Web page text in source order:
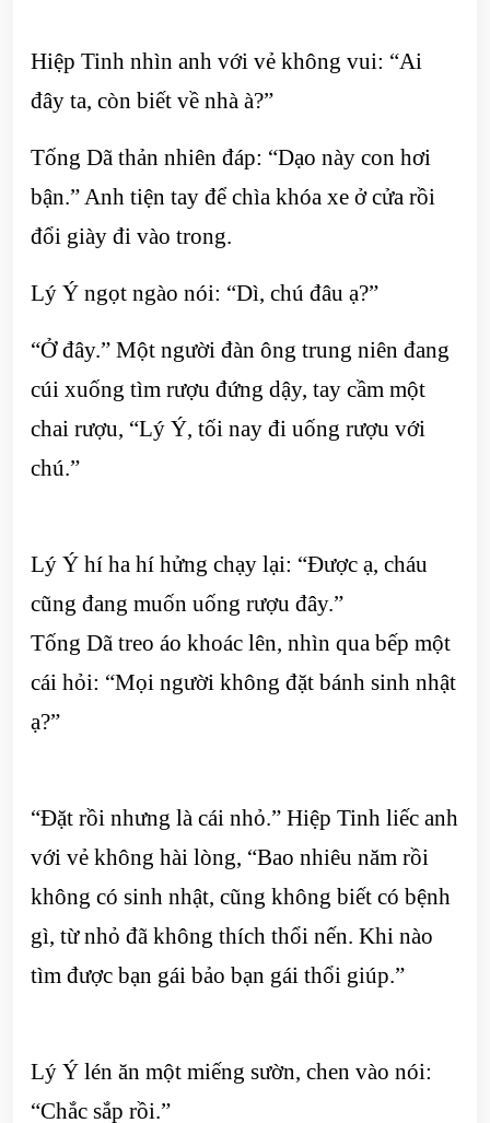
Hiệp Tinh nhìn anh với vẻ không vui: “Ai
đây ta, còn biết về nhà à?”
Tống Dã thản nhiên đáp: “Dạo này con hơi
bận.” Anh tiện tay để chìa khóa xe ở cửa rồi
đổi giày đi vào trong.
Lý Ý ngọt ngào nói: “Dì, chú đâu ạ?”
“Ở đây.” Một người đàn ông trung niên đang
cúi xuống tìm rượu đứng dậy, tay cầm một
chai rượu, “Lý Ý, tối nay đi uống rượu với
chú.”
Lý Ý hí ha hí hửng chạy lại: “Được ạ, cháu
cũng đang muốn uống rượu đây.”
Tống Dã treo áo khoác lên, nhìn qua bếp một
cái hỏi: “Mọi người không đặt bánh sinh nhật
ạ?”
“Đặt rồi nhưng là cái nhỏ.” Hiệp Tinh liếc anh
với vẻ không hài lòng, “Bao nhiêu năm rồi
không có sinh nhật, cũng không biết có bệnh
gì, từ nhỏ đã không thích thổi nến. Khi nào
tìm được bạn gái bảo bạn gái thổi giúp.”
Lý Ý lén ăn một miếng sườn, chen vào nói:
“Chắc sắp rồi.”